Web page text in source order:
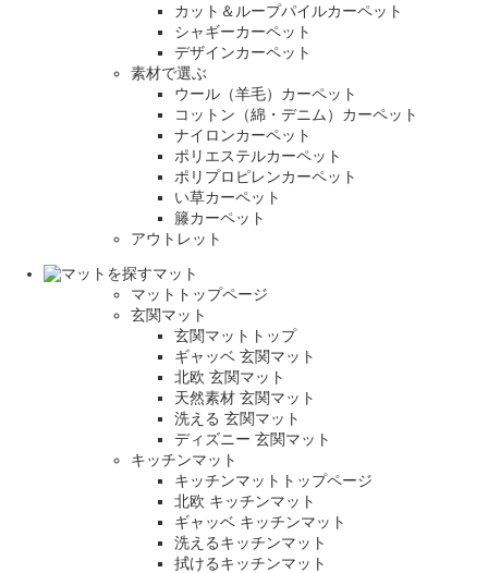
カット＆ループパイルカーペット
シャギーカーペット
デザインカーペット
素材で選ぶ
ウール（羊毛）カーペット
コットン（綿・デニム）カーペット
ナイロンカーペット
ポリエステルカーペット
ポリプロピレンカーペット
い草カーペット
籐カーペット
アウトレット
マット
マットトップページ
玄関マット
玄関マットトップ
ギャッベ 玄関マット
北欧 玄関マット
天然素材 玄関マット
洗える 玄関マット
ディズニー 玄関マット
キッチンマット
キッチンマットトップページ
北欧 キッチンマット
ギャッベ キッチンマット
洗えるキッチンマット
拭けるキッチンマット